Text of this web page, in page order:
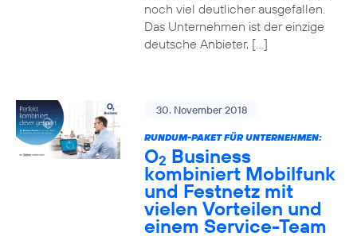
noch viel deutlicher ausgefallen.
Das Unternehmen ist der einzige
deutsche Anbieter, […]
30. November 2018
RUNDUM-PAKET FÜR UNTERNEHMEN:
O2 Business
kombiniert Mobilfunk
und Festnetz mit
vielen Vorteilen und
einem Service-Team